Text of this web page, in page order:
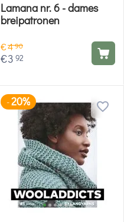
Lamana nr. 6 - dames
breipatronen
€490
€3 92
-20%